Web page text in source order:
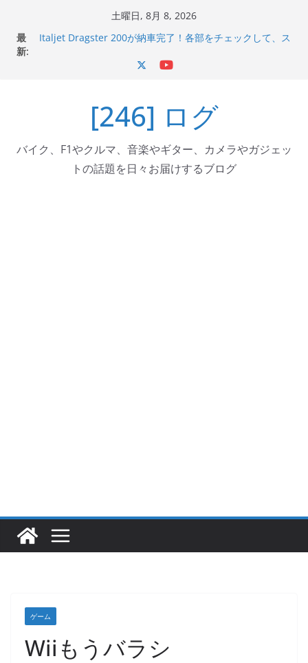
土曜日, 8月 8, 2026
最
新:
Italjet Dragster 200が納車完了！各部をチェックして、ス
器エフェクターが返礼品でもらえる！
Italjet Dragster 200のフロントISSサスの動きが判ったら
コーナリングが楽しくなった
[246] ログ
バイク、F1やクルマ、音楽やギター、カメラやガジェッ
トの話題を日々お届けするブログ
ゲーム
Wiiもうバラシ